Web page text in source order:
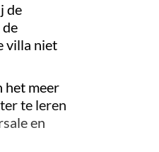
de
villa niet
het meer
te leren
en